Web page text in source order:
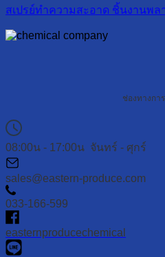
สเปรย์ทำความสะอาด ชิ้นงานพล
ช่องทางกา
08:00น - 17:00น จันทร์ - ศุกร์
sales@eastern-produce.com
033-166-599
easternproducechemical